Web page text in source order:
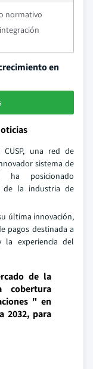
normativo
en
CUSP, una red de
sistema de
ha posicionado
de la industria de
última innovación,
pagos destinada a
la experiencia del
de la
cobertura
" en
2032, para